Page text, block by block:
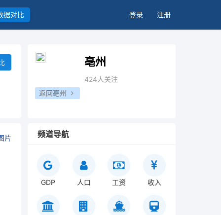
据对比 登录 注册
片
亳州
424人关注
返回亳州
频道导航
GDP 人口 工资 收入